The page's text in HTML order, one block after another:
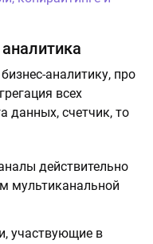
аналитику, про
всех
данных, счетчик, то
действительно
мультиканальной
участвующие в